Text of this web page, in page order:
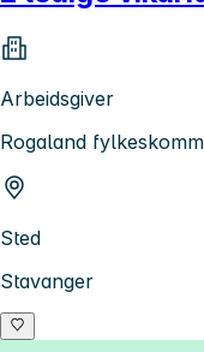
Arbeidsgiver
Rogaland
Sted
Stavanger